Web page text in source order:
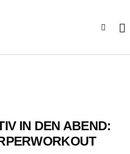
IN DEN ABEND: